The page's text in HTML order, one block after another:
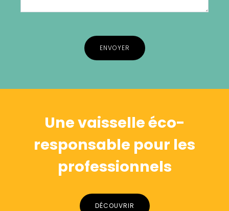
Une vaisselle éco-
responsable pour les
professionnels
DÉCOUVRIR